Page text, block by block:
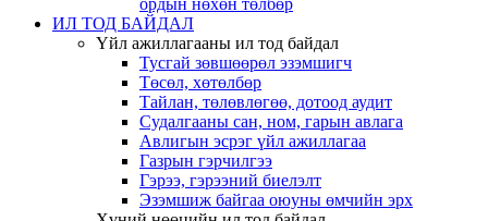
ордын нөхөн төлбөр
ИЛ ТОД БАЙДАЛ
Үйл ажиллагааны ил тод байдал
Тусгай зөвшөөрөл эзэмшигч
Төсөл, хөтөлбөр
Тайлан, төлөвлөгөө, дотоод аудит
Судалгааны сан, ном, гарын авлага
Авлигын эсрэг үйл ажиллагаа
Газрын гэрчилгээ
Гэрээ, гэрээний биелэлт
Эзэмшиж байгаа оюуны өмчийн эрх